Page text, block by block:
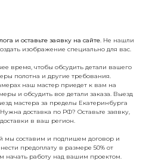
и оставьте заявку на сайте. Не нашли
изображение специально для вас.
время, чтобы обсудить детали вашего
полотна и другие требования.
наш мастер приедет к вам на
и обсудить все детали заказа. Выезд
мастера за пределы Екатеринбурга
доставка по РФ? Оставьте заявку,
в ваш регион.
мы составим и подпишем договор и
предоплату в размере 50% от
начать работу над вашим проектом.